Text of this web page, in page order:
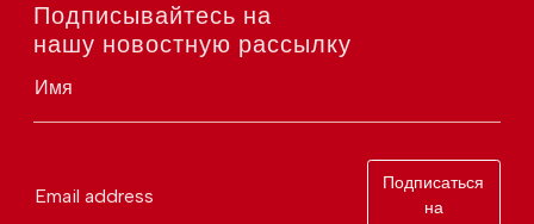
Подписывайтесь на
нашу новостную рассылку
Имя
Email address
Подписаться
на